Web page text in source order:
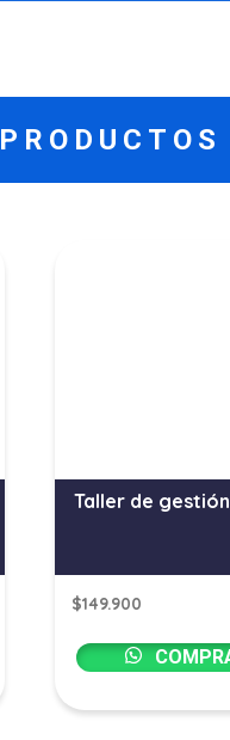
Taller de
$149.900